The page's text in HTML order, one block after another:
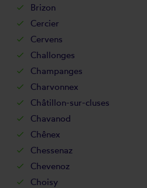
Brizon
Cercier
Cervens
Challonges
Champanges
Charvonnex
Châtillon-sur-cluses
Chavanod
Chênex
Chessenaz
Chevenoz
Choisy